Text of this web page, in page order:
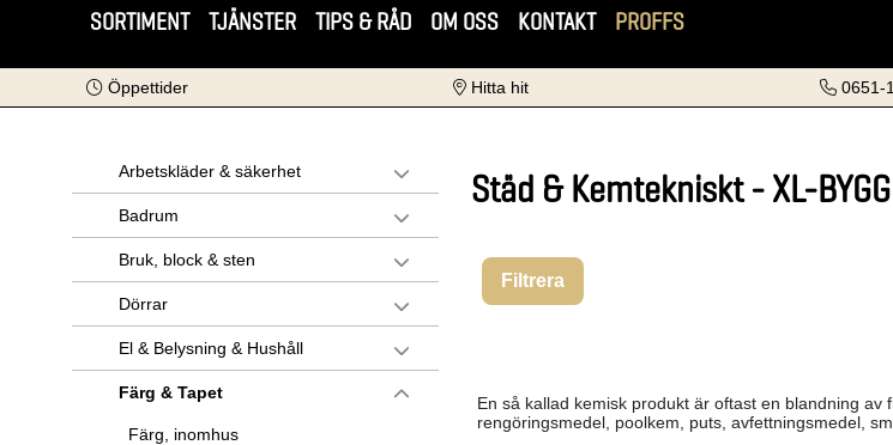
SORTIMENT TJÄNSTER TIPS & RÅD OM OSS KONTAKT PROFFS
Öppettider Hitta hit 0651-
Arbetskläder & säkerhet
Badrum
Bruk, block & sten
Dörrar
El & Belysning & Hushåll
Färg & Tapet
Färg, inomhus
Städ & Kemtekniskt - XL-
Filtrera
En så kallad kemisk produkt är oftast en blandning
rengöringsmedel, poolkem, puts, avfettningsmedel,